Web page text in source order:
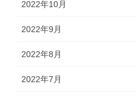
2022年10月
2022年9月
2022年8月
2022年7月